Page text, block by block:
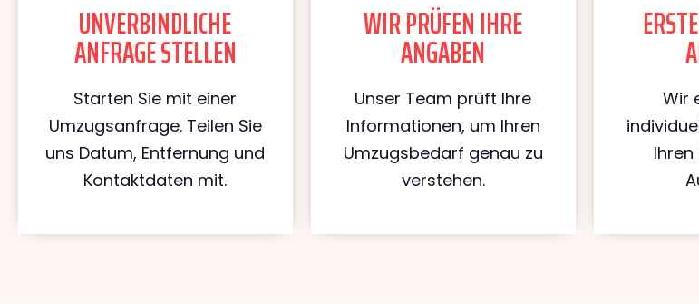
UNVERBINDLICHE
ANFRAGE STELLEN
Starten Sie mit einer
Umzugsanfrage. Teilen Sie
uns Datum, Entfernung und
Kontaktdaten mit.
WIR PRÜFEN IHRE
ANGABEN
Unser Team prüft Ihre
Informationen, um Ihren
Umzugsbedarf genau zu
verstehen.
Wir
Ihren